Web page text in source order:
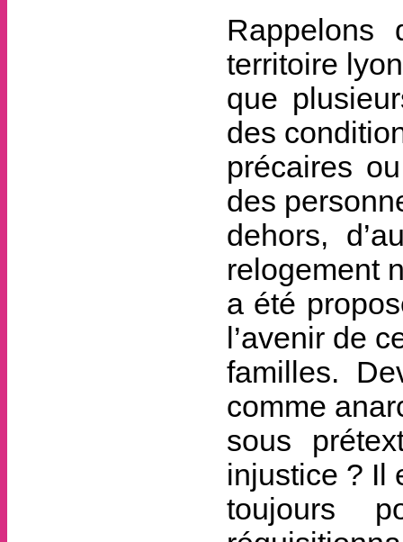
territoire
que
des
précaires
des
dehors,
relogement
a été
l’avenir de
familles.
comme
sous
injustice ? Il
toujours